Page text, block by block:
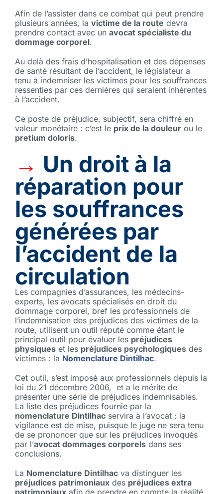
Afin de l’assister dans ce combat qui peut prendre
plusieurs années, la victime de la route devra
prendre contact avec un avocat spécialiste du
dommage corporel.
Au delà des frais d’hospitalisation et des dépenses
de santé résultant de l’accident, le législateur a
tenu à indemniser les victimes pour les souffrances
ressenties par ces dernières qui seraient inhérentes
à l’accident.
Ce poste de préjudice, subjectif, sera chiffré en
valeur monétaire : c’est le prix de la douleur ou le
pretium doloris.
→ Un droit à la
réparation pour
les souffrances
générées par
l’accident de la
circulation
Les compagnies d’assurances, les médecins-
experts, les avocats spécialisés en droit du
dommage corporel, bref les professionnels de
l’indemnisation des préjudices des victimes de la
route, utilisent un outil réputé comme étant le
principal outil pour évaluer les préjudices
physiques et les préjudices psychologiques des
victimes : la Nomenclature Dintilhac.
Cet outil, s’est imposé aux professionnels depuis la
loi du 21 décembre 2006, et a le mérite de
présenter une série de préjudices indemnisables.
La liste des préjudices fournie par la
nomenclature Dintilhac servira à l’avocat : la
vigilance est de mise, puisque le juge ne sera tenu
de se prononcer que sur les préjudices invoqués
par l’avocat dommages corporels dans ses
conclusions.
La Nomenclature Dintilhac va distinguer les
préjudices patrimoniaux des préjudices extra